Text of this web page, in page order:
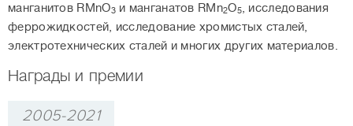
манганитов RMnO3и манганатов RMn2O5, исследования
феррожидкостей, исследование хромистых сталей,
электротехнических сталей и многих других материалов.
Награды и премии
2005-2021